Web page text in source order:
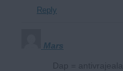
Reply
Mars